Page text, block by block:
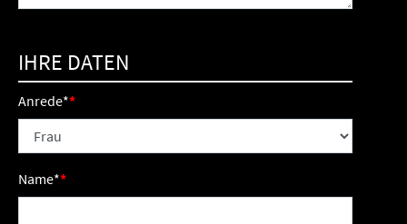
IHRE DATEN
Anrede*
Name*